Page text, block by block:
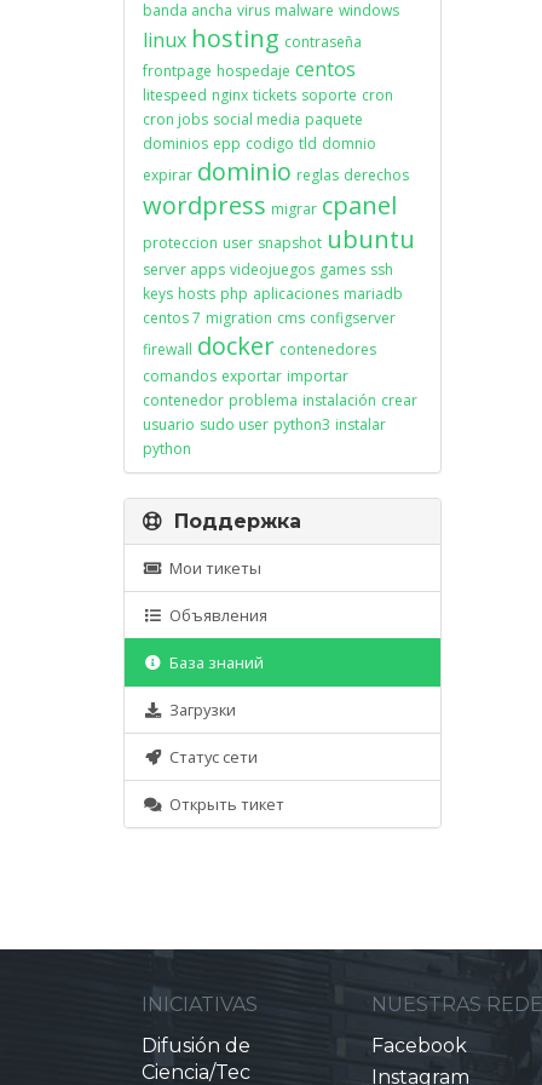
banda ancha virus malware windows
linux hosting contraseña
frontpage hospedaje centos
litespeed nginx tickets soporte cron
cron jobs social media paquete
dominios epp codigo tld domnio
expirar dominio reglas derechos
wordpress migrar cpanel
proteccion user snapshot ubuntu
server apps videojuegos games ssh
keys hosts php aplicaciones mariadb
centos 7 migration cms configserver
firewall docker contenedores
comandos exportar importar
contenedor problema instalación crear
usuario sudo user python3 instalar
python
Поддержка
Мои тикеты
Объявления
База знаний
Загрузки
Статус сети
Открыть тикет
INICIATIVAS
Difusión de
Ciencia/Tec
NUESTRAS
Facebook
Instagram